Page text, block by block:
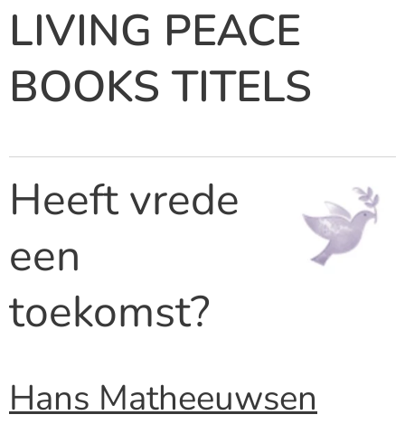
LIVING PEACE
BOOKS TITELS
Heeft vrede
een
toekomst?
Hans Matheeuwsen